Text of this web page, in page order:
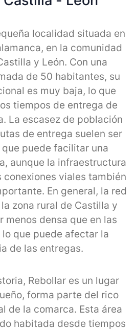
localidad situada en
en la comunidad
y León. Con una
de 50 habitantes, su
es muy baja, lo que
tiempos de entrega de
La escasez de población
de entrega suelen ser
puede facilitar una
aunque la infraestructura
viales también
En general, la red
zona rural de Castilla y
menos densa que en las
lo que puede afectar la
de las entregas.
Rebollar es un lugar
forma parte del rico
de la comarca. Esta área
habitada desde tiempos